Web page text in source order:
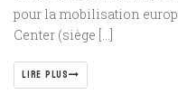
pour la mobilisation
Center (siège […]
LIRE PLUS